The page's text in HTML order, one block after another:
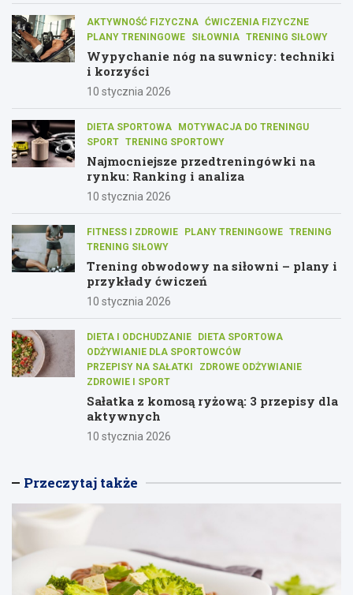
AKTYWNOŚĆ FIZYCZNA ĆWICZENIA FIZYCZNE
PLANY TRENINGOWE
SIŁOWNIA TRENING SIŁOWY
Wypychanie nóg na suwnicy: techniki
i korzyści
10 stycznia 2026
DIETA SPORTOWA
MOTYWACJA DO TRENINGU
SPORT TRENING SPORTOWY
Najmocniejsze przedtreningówki na
rynku: Ranking i analiza
10 stycznia 2026
FITNESS I ZDROWIE PLANY TRENINGOWE TRENING
TRENING SIŁOWY
Trening obwodowy na siłowni – plany i
przykłady ćwiczeń
10 stycznia 2026
DIETA I ODCHUDZANIE
DIETA SPORTOWA
ODŻYWIANIE DLA SPORTOWCÓW
PRZEPISY NA SAŁATKI
ZDROWE ODŻYWIANIE
ZDROWIE I SPORT
Sałatka z komosą ryżową: 3 przepisy dla
aktywnych
10 stycznia 2026
Przeczytaj także